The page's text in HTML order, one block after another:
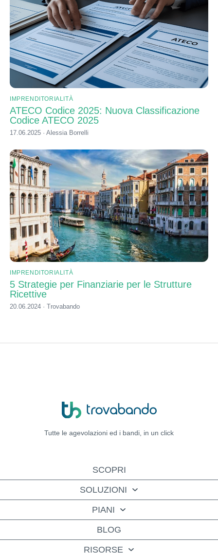
IMPRENDITORIALITÀ
ATECO Codice 2025: Nuova Classificazione
Codice ATECO 2025
17.06.2025 · Alessia Borrelli
IMPRENDITORIALITÀ
5 Strategie per Finanziarie per le Strutture
Ricettive
20.06.2024 · Trovabando
Tutte le agevolazioni ed i bandi, in un click
SCOPRI
SOLUZIONI
PIANI
BLOG
RISORSE